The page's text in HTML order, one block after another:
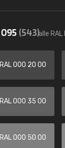
(543)alle
RAL 000 20 00
RAL 000 35 00
RAL 000 50 00